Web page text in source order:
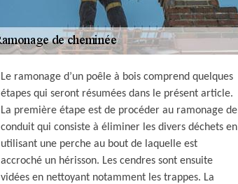
Le ramonage d’un poêle à bois comprend quelques
étapes qui seront résumées dans le présent article.
La première étape est de procéder au ramonage de
conduit qui consiste à éliminer les divers déchets en
utilisant une perche au bout de laquelle est
accroché un hérisson. Les cendres sont ensuite
vidées en nettoyant notamment les trappes. La